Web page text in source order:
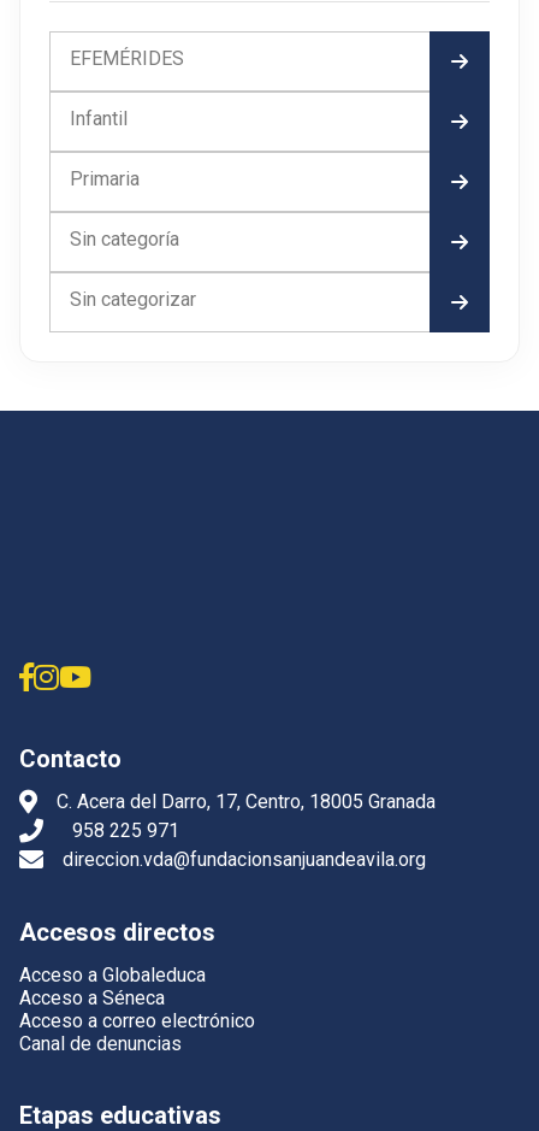
EFEMÉRIDES
Infantil
Primaria
Sin categoría
Sin categorizar
Contacto
C. Acera del Darro, 17, Centro, 18005 Granada
958 225 971
direccion.vda@fundacionsanjuandeavila.org
Accesos directos
Acceso a Globaleduca
Acceso a Séneca
Acceso a correo electrónico
Canal de denuncias
Etapas educativas